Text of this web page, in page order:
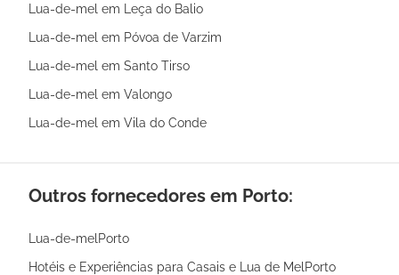
Lua-de-mel em Leça do Balio
Lua-de-mel em Póvoa de Varzim
Lua-de-mel em Santo Tirso
Lua-de-mel em Valongo
Lua-de-mel em Vila do Conde
Outros fornecedores em Porto:
Lua-de-melPorto
Hotéis e Experiências para Casais e Lua de MelPorto